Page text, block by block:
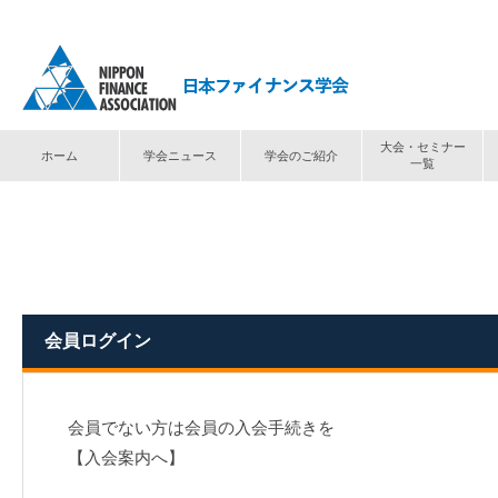
ホーム 学会ニュース 学会のご紹介
大会・セミナー
一覧
会員ログイン
会員でない方は会員の入会手続きを
【入会案内へ】